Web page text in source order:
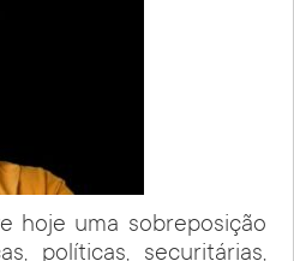
hoje uma sobreposição
políticas, securitárias,